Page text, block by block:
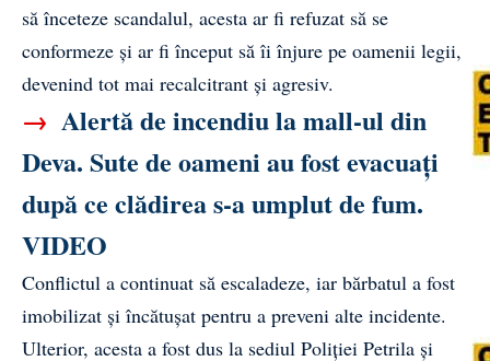
să înceteze scandalul, acesta ar fi refuzat să se
conformeze și ar fi început să îi înjure pe oamenii legii,
devenind tot mai recalcitrant și agresiv.
→ Alertă de incendiu la mall-ul din
Deva. Sute de oameni au fost evacuați
după ce clădirea s-a umplut de fum.
VIDEO
Conflictul a continuat să escaladeze, iar bărbatul a fost
imobilizat și încătușat pentru a preveni alte incidente.
Ulterior, acesta a fost dus la sediul Poliției Petrila și